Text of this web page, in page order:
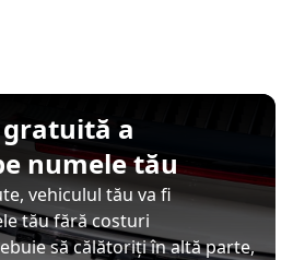
a
numele tău
vehiculul tău va fi
tău fără costuri
să călătoriți în altă parte,